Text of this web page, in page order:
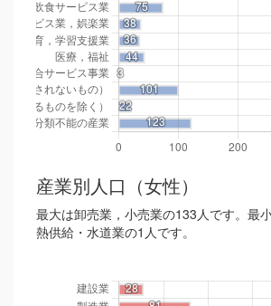
産業別人口（女性）
最大は卸売業，小売業の133人です。最
熱供給・水道業の1人です。